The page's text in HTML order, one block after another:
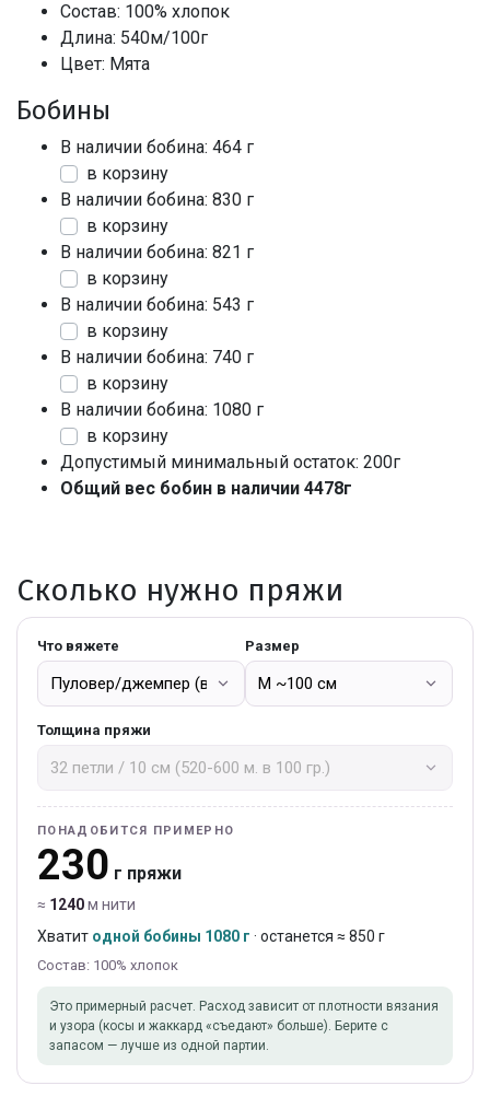
Состав: 100% хлопок
Длина: 540м/100г
Цвет: Мята
Бобины
В наличии бобина: 464 г
в корзину
В наличии бобина: 830 г
в корзину
В наличии бобина: 821 г
в корзину
В наличии бобина: 543 г
в корзину
В наличии бобина: 740 г
в корзину
В наличии бобина: 1080 г
в корзину
Допустимый минимальный остаток: 200г
Общий вес бобин в наличии 4478г
Сколько нужно пряжи
Что вяжете Размер
Толщина пряжи
ПОНАДОБИТСЯ ПРИМЕРНО
230 г пряжи
≈ 1240м нити
Хватит одной бобины 1080 г · останется ≈ 850 г
Состав: 100% хлопок
Это примерный расчет. Расход зависит от плотности вязания
и узора (косы и жаккард «съедают» больше). Берите с
запасом — лучше из одной партии.